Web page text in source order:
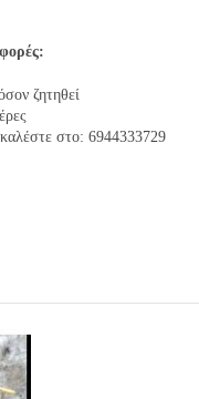
ζητηθεί
στο: 6944333729